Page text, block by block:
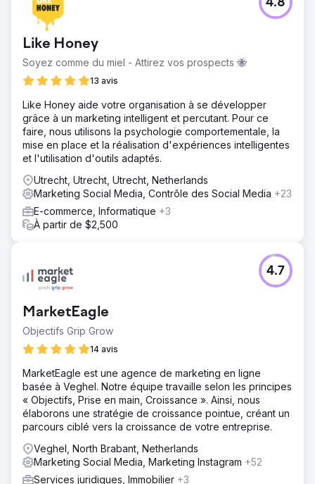
Like Honey
Soyez comme du miel - Attirez vos prospects 🐝
13 avis
4.8
Like Honey aide votre organisation à se développer
grâce à un marketing intelligent et percutant. Pour ce
faire, nous utilisons la psychologie comportementale, la
mise en place et la réalisation d'expériences intelligentes
et l'utilisation d'outils adaptés.
Utrecht, Utrecht, Utrecht, Netherlands
Marketing Social Media, Contrôle des Social Media +23
E-commerce, Informatique +3
À partir de $2,500
MarketEagle
Objectifs Grip Grow
14 avis
4.7
MarketEagle est une agence de marketing en ligne
basée à Veghel. Notre équipe travaille selon les principes
« Objectifs, Prise en main, Croissance ». Ainsi, nous
élaborons une stratégie de croissance pointue, créant un
parcours ciblé vers la croissance de votre entreprise.
Veghel, North Brabant, Netherlands
Marketing Social Media, Marketing Instagram +52
Services juridiques, Immobilier +3